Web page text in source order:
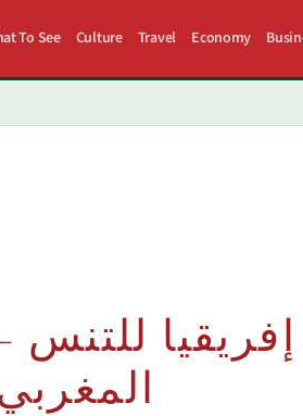
To See Culture Travel Economy
للتنس